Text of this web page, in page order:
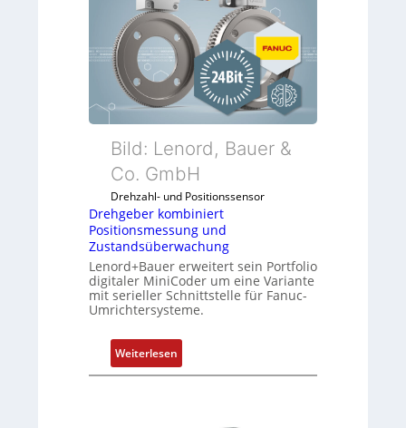
h
g
b
e
r
k
o
b
i
n
i
r
t
P
i
Bild: Lenord, Bauer &
Co. GmbH
Drehzahl- und Positionssensor
Drehgeber kombiniert
Positionsmessung und
Zustandsüberwachung
Lenord+Bauer erweitert sein Portfolio
digitaler MiniCoder um eine Variante
mit serieller Schnittstelle für Fanuc-
Umrichtersysteme.
Weiterlesen
D